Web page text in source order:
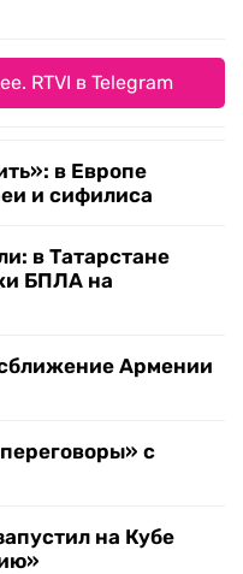
RTVI в Telegram
в Европе
и сифилиса
в Татарстане
БПЛА на
Армении
с
на Кубе